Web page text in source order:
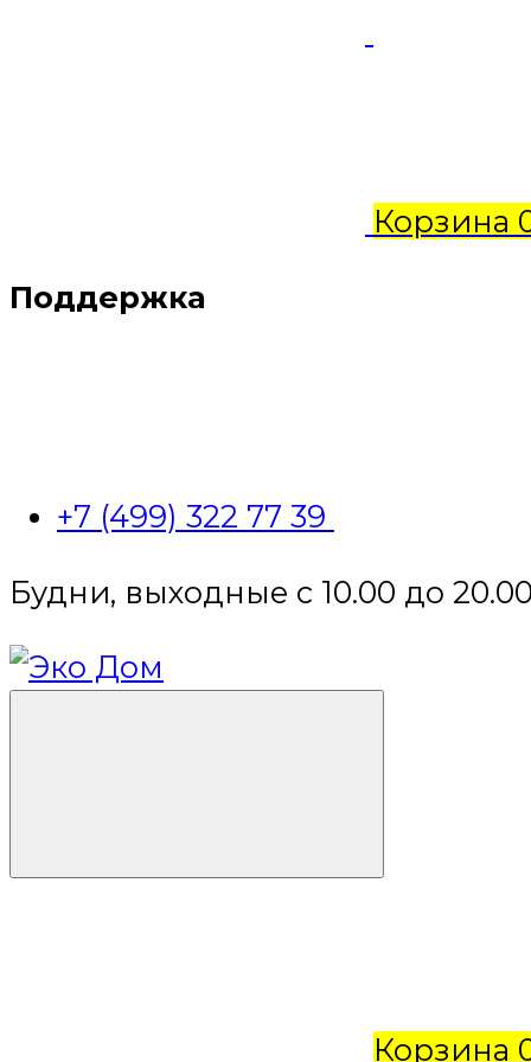
Корзина
Поддержка
+7 (499) 322 77 39
Будни, выходные с 10.00 до 20.00
Корзина